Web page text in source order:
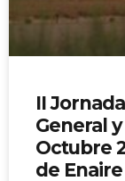
II
General
Octubre
de